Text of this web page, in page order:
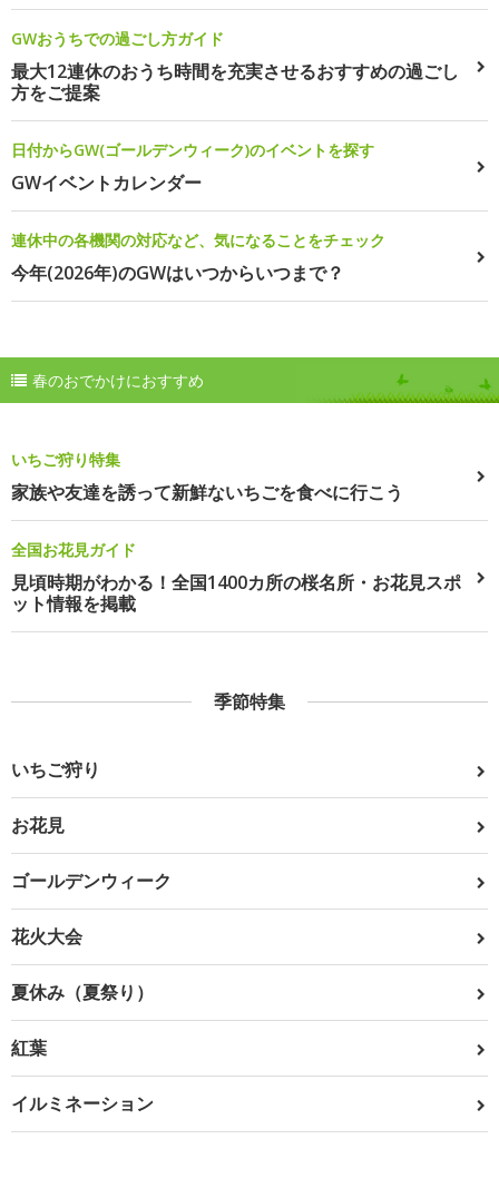
GWおうちでの過ごし方ガイド
最大12連休のおうち時間を充実させるおすすめの過ごし
方をご提案
日付からGW(ゴールデンウィーク)のイベントを探す
GWイベントカレンダー
連休中の各機関の対応など、気になることをチェック
今年(2026年)のGWはいつからいつまで？
春のおでかけにおすすめ
いちご狩り特集
家族や友達を誘って新鮮ないちごを食べに行こう
全国お花見ガイド
見頃時期がわかる！全国1400カ所の桜名所・お花見スポ
ット情報を掲載
季節特集
いちご狩り
お花見
ゴールデンウィーク
花火大会
夏休み（夏祭り）
紅葉
イルミネーション